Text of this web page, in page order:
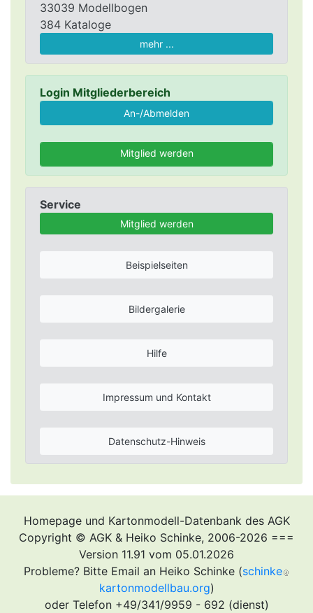
33039 Modellbogen
384 Kataloge
mehr ...
Login Mitgliederbereich
Mitglied werden
Service
Mitglied werden
Beispielseiten
Bildergalerie
Hilfe
Impressum und Kontakt
Datenschutz-Hinweis
Homepage und Kartonmodell-Datenbank des AGK
Copyright © AGK & Heiko Schinke, 2006-2026 ===
Version 11.91 vom 05.01.2026
Probleme? Bitte Email an Heiko Schinke (schinke
kartonmodellbau.org)
oder Telefon +49/341/9959 - 692 (dienst)